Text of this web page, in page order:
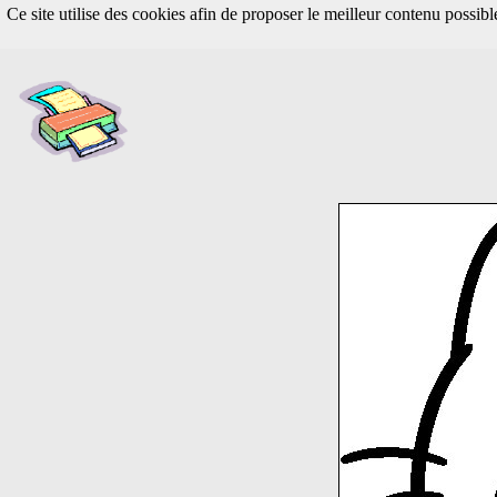
Ce site utilise des cookies afin de proposer le meilleur contenu